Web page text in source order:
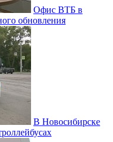
Офис ВТБ в
обновления
В Новосибирске